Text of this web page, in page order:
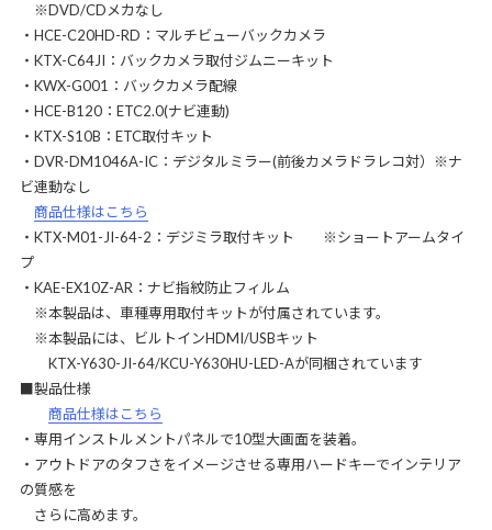
※DVD/CDメカなし
・HCE-C20HD-RD：マルチビューバックカメラ
・KTX-C64JI：バックカメラ取付ジムニーキット
・KWX-G001：バックカメラ配線
・HCE-B120：ETC2.0(ナビ連動)
・KTX-S10B：ETC取付キット
・DVR-DM1046A-IC：デジタルミラー(前後カメラドラレコ対）※ナ
ビ連動なし
商品仕様はこちら
・KTX-M01-JI-64-2：デジミラ取付キット ※ショートアームタイ
プ
・KAE-EX10Z-AR：ナビ指紋防止フィルム
※本製品は、車種専用取付キットが付属されています。
※本製品には、ビルトインHDMI/USBキット
KTX-Y630-JI-64/KCU-Y630HU-LED-Aが同梱されています
■製品仕様
商品仕様はこちら
・専用インストルメントパネルで10型大画面を装着。
・アウトドアのタフさをイメージさせる専用ハードキーでインテリア
の質感を
さらに高めます。